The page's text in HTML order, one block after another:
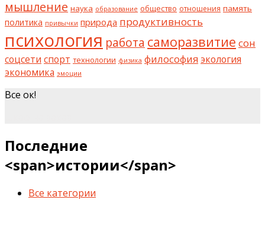
мышление наука образование общество отношения память
политика привычки природа продуктивность
психология работа саморазвитие сон
соцсети спорт технологии физика философия экология
экономика эмоции
Все ок!
Последние
<span>истории</span>
Все категории